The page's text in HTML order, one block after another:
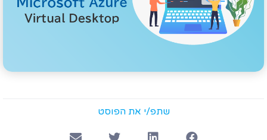
שתפ/י את הפוסט